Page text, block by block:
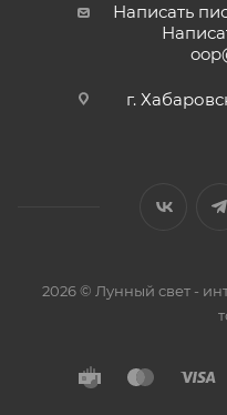
Написать
г.
2026 © Лунный свет -